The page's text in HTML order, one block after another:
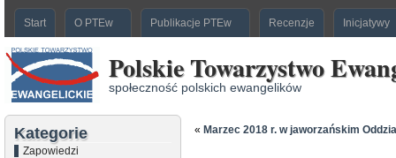
Start O PTEw Publikacje PTEw Recenzje Inicjatywy
Polskie Towarzystwo
społeczność polskich ewangelików
Kategorie
Zapowiedzi
« Marzec 2018 r. w jaworzańskim